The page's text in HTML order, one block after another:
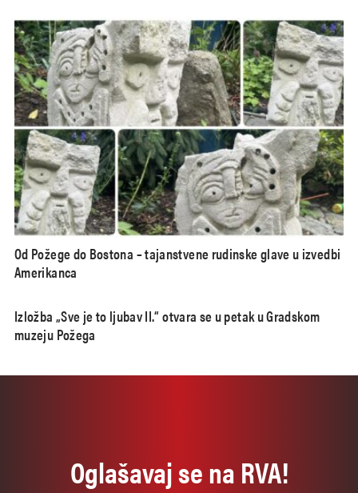
Od Požege do Bostona – tajanstvene rudinske glave u izvedbi
Amerikanca
Izložba „Sve je to ljubav II.“ otvara se u petak u Gradskom
muzeju Požega
Oglašavaj se na RVA!